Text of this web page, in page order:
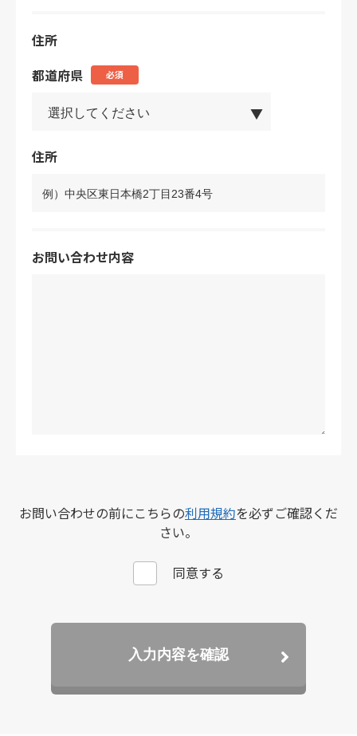
住所
都道府県
必須
住所
お問い合わせ内容
お問い合わせの前にこちらの利用規約を必ずご確認くだ
さい。
同意する
入力内容を確認